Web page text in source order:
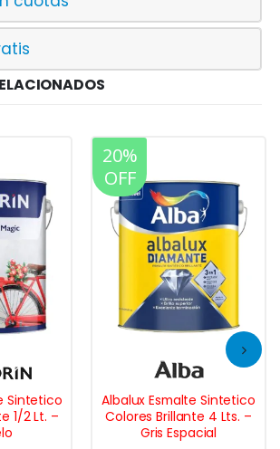
Sintetico
1/2 Lt. –
20%
OFF
Albalux Esmalte Sintetico
Colores Brillante 4 Lts. –
Gris Espacial